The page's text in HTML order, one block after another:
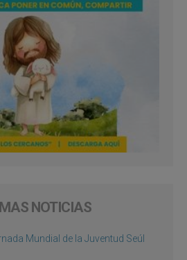
NOTICIAS
Mundial de la Juventud Seúl